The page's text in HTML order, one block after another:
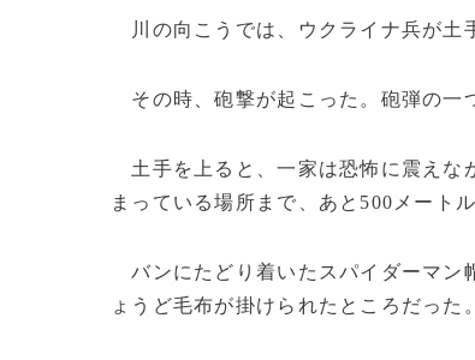
川の向こうでは、ウクライナ兵が土
その時、砲撃が起こった。砲弾の一
土手を上ると、一家は恐怖に震えな
まっている場所まで、あと500メートル
バンにたどり着いたスパイダーマン
ょうど毛布が掛けられたところだった。